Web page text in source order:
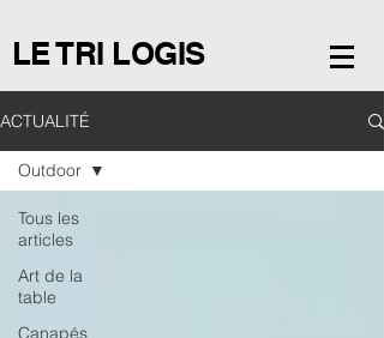
LE TRI LOGIS
ACTUALITÉ
Tous les
articles
Art de la
table
Canapés
Outdoor